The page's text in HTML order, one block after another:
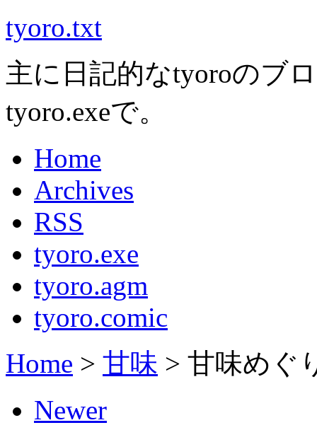
tyoro.txt
主に日記的なtyoroのブ
tyoro.exeで。
Home
Archives
RSS
tyoro.exe
tyoro.agm
tyoro.comic
Home > 甘味 > 甘味めぐ
Newer